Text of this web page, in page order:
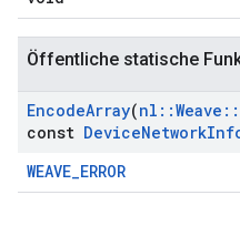
Öffentliche statische
EncodeArray(nl ::Weave ::
const DeviceNetwork
WEAVE_ERROR